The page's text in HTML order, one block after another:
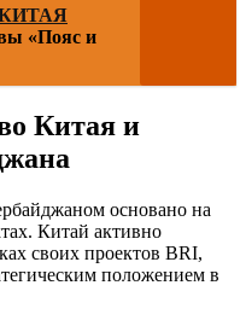
КИТАЯ
«Пояс и
Китая и
основано на
Китай активно
своих проектов BRI,
положением в